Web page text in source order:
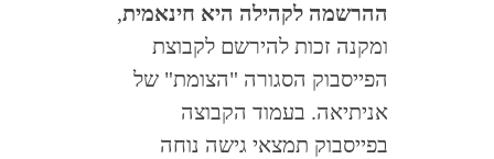
ההרשמה לקהילה היא חינאמית,
ומקנה זכות להירשם לקבוצת
הפייסבוק הסגורה "הצומת" של
אניתיאה. בעמוד הקבוצה
בפייסבוק תמצאי גישה נוחה